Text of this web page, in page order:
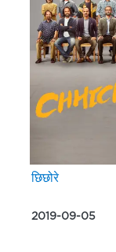
छिछोरे
2019-09-05